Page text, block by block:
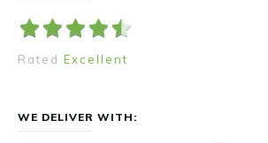
Rated Excellent
WE DELIVER WITH: